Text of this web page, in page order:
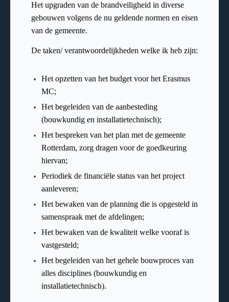
Het upgraden van de brandveiligheid in diverse
gebouwen volgens de nu geldende normen en eisen
van de gemeente.
De taken/ verantwoordelijkheden welke ik heb zijn:
Het opzetten van het budget voor het Erasmus
MC;
Het begeleiden van de aanbesteding
(bouwkundig en installatietechnisch);
Het bespreken van het plan met de gemeente
Rotterdam, zorg dragen voor de goedkeuring
hiervan;
Periodiek de financiële status van het project
aanleveren;
Het bewaken van de planning die is opgesteld in
samenspraak met de afdelingen;
Het bewaken van de kwaliteit welke vooraf is
vastgesteld;
Het begeleiden van het gehele bouwproces van
alles disciplines (bouwkundig en
installatietechnisch).